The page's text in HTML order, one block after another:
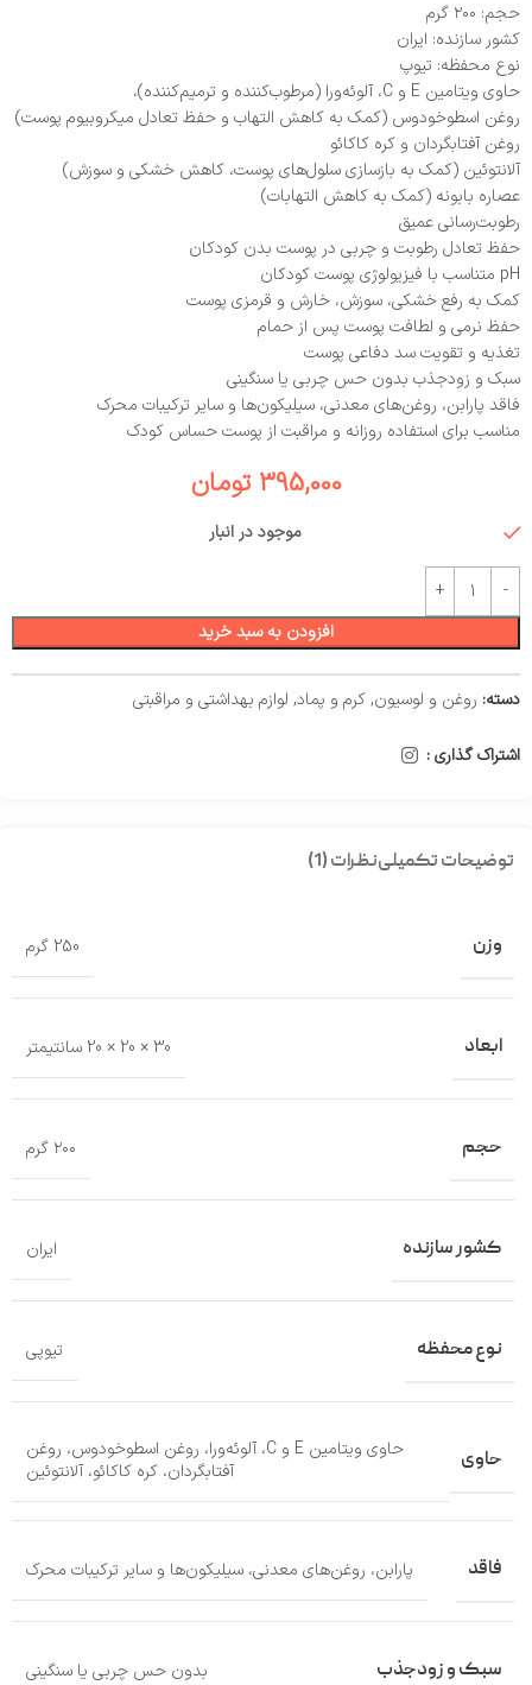
حجم: ۲۰۰ گرم
کشور سازنده: ایران
نوع محفظه: تیوپ
حاوی ویتامین E و C، آلوئه‌ورا (مرطوب‌کننده و ترمیم‌کننده)،
روغن اسطوخودوس (کمک به کاهش التهاب و حفظ تعادل میکروبیوم پوست)
روغن آفتابگردان و کره کاکائو
آلانتوئین (کمک به بازسازی سلول‌های پوست، کاهش خشکی و سوزش)
عصاره بابونه (کمک به کاهش التهابات)
رطوبت‌رسانی عمیق
حفظ تعادل رطوبت و چربی در پوست بدن کودکان
pH متناسب با فیزیولوژی پوست کودکان
کمک به رفع خشکی، سوزش، خارش و قرمزی پوست
حفظ نرمی و لطافت پوست پس از حمام
تغذیه و تقویت سد دفاعی پوست
سبک و زودجذب بدون حس چربی یا سنگینی
فاقد پارابن، روغن‌های معدنی، سیلیکون‌ها و سایر ترکیبات محرک
مناسب برای استفاده روزانه و مراقبت از پوست حساس کودک
395,000 تومان
موجود در انبار
افزودن به سبد خرید
دسته: روغن و لوسیون,کرم و پماد, لوازم بهداشتی و مراقبتی
اشتراک گذاری :
توضیحات تکمیلینظرات (1)
وزن 250 گرم
ابعاد 30 × 20 × 20 سانتیمتر
حجم ۲۰۰ گرم
کشور سازنده ایران
نوع محفظه تیوپی
حاوی
حاوی ویتامین E و C، آلوئه‌ورا، روغن اسطوخودوس، روغن
آفتابگردان، کره کاکائو، آلانتوئین
فاقد پارابن، روغن‌های معدنی، سیلیکون‌ها و سایر ترکیبات محرک
سبک و زودجذب بدون حس چربی یا سنگینی